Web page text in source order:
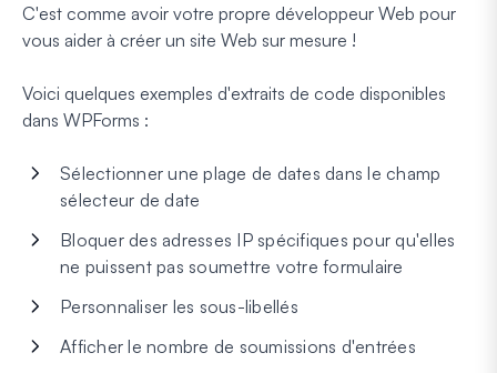
C'est comme avoir votre propre développeur Web pour
vous aider à créer un site Web sur mesure !
Voici quelques exemples d'extraits de code disponibles
dans WPForms :
Sélectionner une plage de dates dans le champ
sélecteur de date
Bloquer des adresses IP spécifiques pour qu'elles
ne puissent pas soumettre votre formulaire
Personnaliser les sous-libellés
Afficher le nombre de soumissions d'entrées